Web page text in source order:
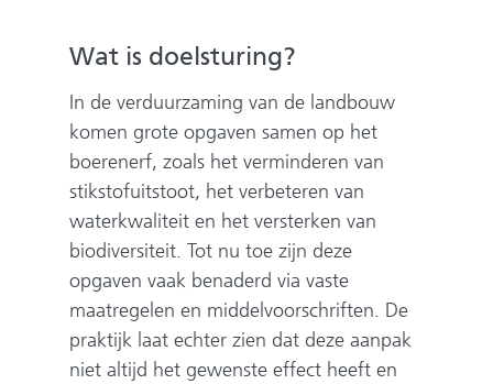
Wat is doelsturing?
In de verduurzaming van de landbouw
komen grote opgaven samen op het
boerenerf, zoals het verminderen van
stikstofuitstoot, het verbeteren van
waterkwaliteit en het versterken van
biodiversiteit. Tot nu toe zijn deze
opgaven vaak benaderd via vaste
maatregelen en middelvoorschriften. De
praktijk laat echter zien dat deze aanpak
niet altijd het gewenste effect heeft en